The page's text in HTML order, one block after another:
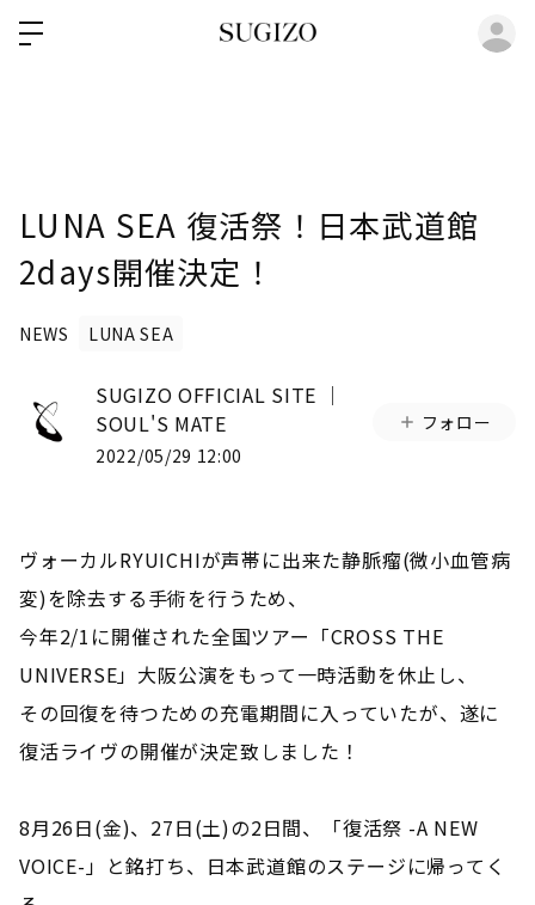
LUNA SEA 復活祭！日本武道館
2days開催決定！
NEWS LUNA SEA
SUGIZO OFFICIAL SITE │
SOUL'S MATE
2022/05/29 12:00
フォロー
ヴォーカルRYUICHIが声帯に出来た静脈瘤(微小血管病
変)を除去する手術を行うため、
今年2/1に開催された全国ツアー「CROSS THE
UNIVERSE」大阪公演をもって一時活動を休止し、
その回復を待つための充電期間に入っていたが、遂に
復活ライヴの開催が決定致しました！
8月26日(金)、27日(土)の2日間、「復活祭 -A NEW
VOICE-」と銘打ち、日本武道館のステージに帰ってく